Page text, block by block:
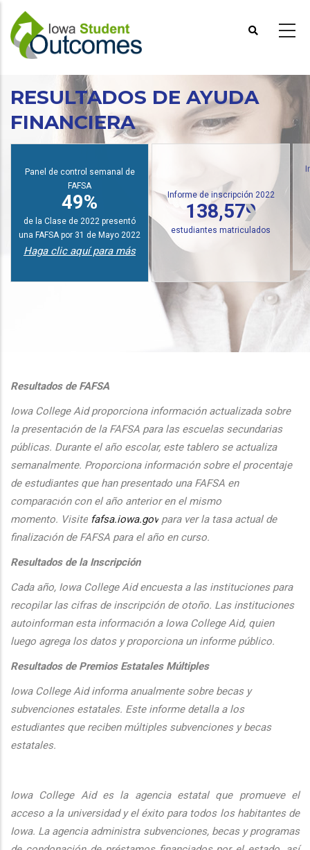
Pasar
contenido
principal
RESULTADOS DE AYUDA
FINANCIERA
Panel de control semanal de
FAFSA
49%
de la Clase de 2022 presentó
una FAFSA por 31 de Mayo 2022
Haga clic aquí para más
Informe de inscripción 2022
138,579
estudiantes matriculados
Resultados de FAFSA
Iowa College Aid proporciona información actualizada sobre
la presentación de la FAFSA para las escuelas secundarias
públicas. Durante el año escolar, este tablero se actualiza
semanalmente. Proporciona información sobre el procentaje
de estudiantes que han presentado una FAFSA en
comparación con el año anterior en el mismo
momento. Visite fafsa.iowa.gov para ver la tasa actual de
finalización de FAFSA para el año en curso.
Resultados de la Inscripción
Cada año, Iowa College Aid encuesta a las instituciones para
recopilar las cifras de inscripción de otoño. Las instituciones
autoinforman esta información a Iowa College Aid, quien
luego agrega los datos y proporciona un informe público.
Resultados de Premios Estatales Múltiples
Iowa College Aid informa anualmente sobre becas y
subvenciones estatales. Este informe detalla a los
estudiantes que reciben múltiples subvenciones y becas
estatales.
Iowa College Aid es la agencia estatal que promueve el
acceso a la universidad y el éxito para todos los habitantes de
Iowa. La agencia administra subvenciones, becas y programas